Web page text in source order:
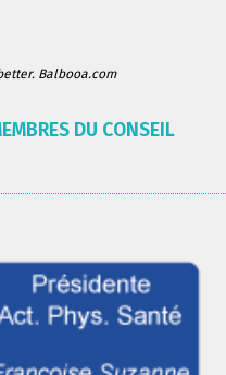
Balbooa.com
DU CONSEIL